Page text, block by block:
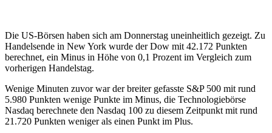
Die US-Börsen haben sich am Donnerstag uneinheitlich gezeigt. Zu
Handelsende in New York wurde der Dow mit 42.172 Punkten
berechnet, ein Minus in Höhe von 0,1 Prozent im Vergleich zum
vorherigen Handelstag.
Wenige Minuten zuvor war der breiter gefasste S&P 500 mit rund
5.980 Punkten wenige Punkte im Minus, die Technologiebörse
Nasdaq berechnete den Nasdaq 100 zu diesem Zeitpunkt mit rund
21.720 Punkten weniger als einen Punkt im Plus.